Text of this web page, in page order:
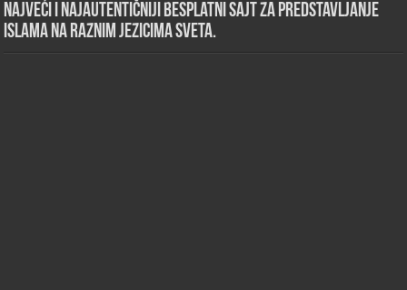
Najveći i najautentičniji besplatni sajt za predstavljanje
islama na raznim jezicima sveta.